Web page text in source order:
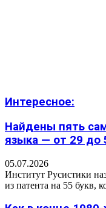
Интересное:
Найдены пять
языка — от 29 до
05.07.2026
Институт Русистики
из патента на 55 букв,